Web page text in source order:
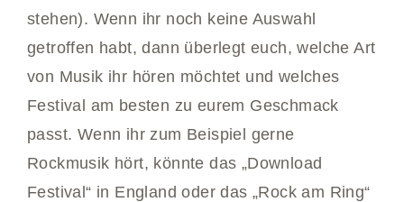
stehen). Wenn ihr noch keine Auswahl
getroffen habt, dann überlegt euch, welche Art
von Musik ihr hören möchtet und welches
Festival am besten zu eurem Geschmack
passt. Wenn ihr zum Beispiel gerne
Rockmusik hört, könnte das „Download
Festival“ in England oder das „Rock am Ring“